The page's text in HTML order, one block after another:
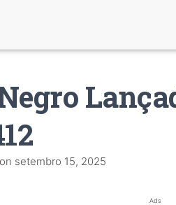
on setembro 15, 2025
Ads